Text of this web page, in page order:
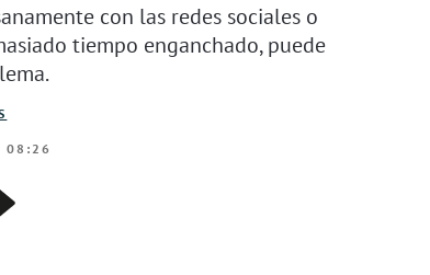
con las redes sociales o
tiempo enganchado, puede
08:26